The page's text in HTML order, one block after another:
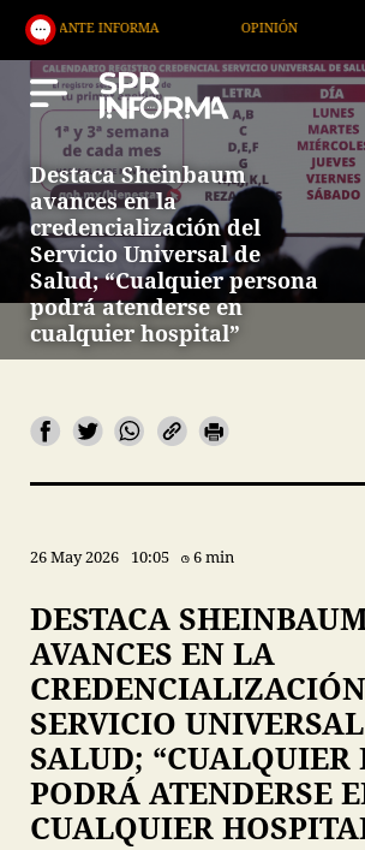
INFORMA OPINIÓN ARTÍCULOS
Destaca Sheinbaum
avances en la
credencialización del
Servicio Universal de
Salud; “Cualquier persona
podrá atenderse en
cualquier hospital”
26 May 2026 10:05 6 min
DESTACA
AVANCES EN LA
SERVICIO
SALUD; “CUALQUIER
PODRÁ ATENDERSE
CUALQUIER